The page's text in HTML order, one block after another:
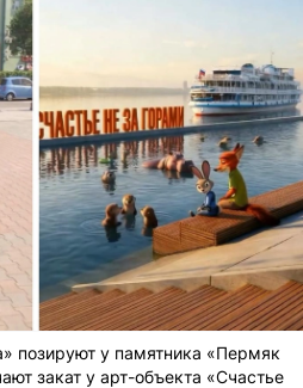
позируют у памятника «Пермяк
закат у арт-объекта «Счастье